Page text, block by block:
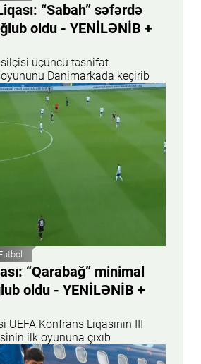
“Sabah” səfərdə
oldu - YENİLƏNİB +
üçüncü təsnifat
Danimarkada keçirib
“Qarabağ” minimal
oldu - YENİLƏNİB +
Konfrans Liqasının III
ilk oyununa çıxıb